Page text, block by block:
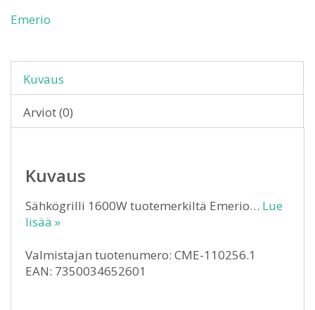
Emerio
Kuvaus
Arviot (0)
Kuvaus
Sähkögrilli 1600W tuotemerkiltä Emerio… Lue
lisää »
Valmistajan tuotenumero: CME-110256.1
EAN: 7350034652601